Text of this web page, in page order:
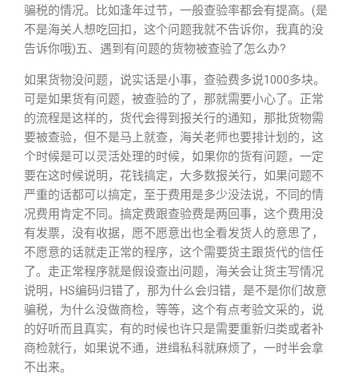
骗税的情况。比如逢年过节，一般查验率都会有提高。(是
不是海关人想吃回扣，这个问题我就不告诉你，我真的没
告诉你哦)五、遇到有问题的货物被查验了怎么办?
如果货物没问题，说实话是小事，查验费多说1000多块。
可是如果货有问题，被查验的了，那就需要小心了。正常
的流程是这样的，货代会得到报关行的通知，那批货物需
要被查验，但不是马上就查，海关老师也要排计划的，这
个时候是可以灵活处理的时候，如果你的货有问题，一定
要在这时候说明，花钱搞定，大多数报关行，如果问题不
严重的话都可以搞定，至于费用是多少没法说，不同的情
况费用肯定不同。搞定费跟查验费是两回事，这个费用没
有发票，没有收据，愿不愿意出也全看发货人的意思了，
不愿意的话就走正常的程序，这个需要货主跟货代的信任
了。走正常程序就是假设查出问题，海关会让货主写情况
说明，HS编码归错了，那为什么会归错，是不是你们故意
骗税，为什么没做商检，等等，这个有点考验文采的，说
的好听而且真实，有的时候也许只是需要重新归类或者补
商检就行，如果说不通，进缉私科就麻烦了，一时半会拿
不出来。